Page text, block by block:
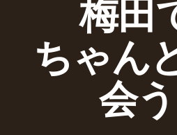
梅田
ちゃん
会う